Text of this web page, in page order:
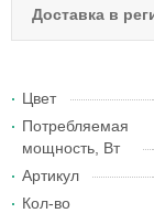
Доставка в
Цвет
Потребляемая
мощность, Вт
Артикул
Кол-во